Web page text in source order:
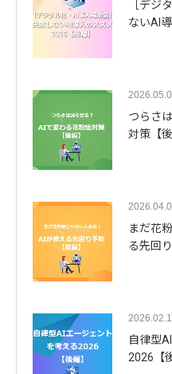
［デジ
ないAI
つらさ
対策【後
まだ花
る先回
自律型
2026【